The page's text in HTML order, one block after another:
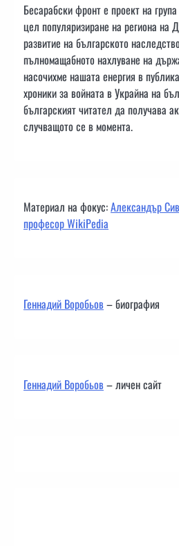
Бесарабски фронт е проект на
цел популяризиране на региона на
развитие на българското
пълномащабното нахлуване на
насочихме нашата енергия в
хроники за войната в Украйна на
българският читател да получава
случващото се в момента.
Материал на фокус:Александър
професор WikiPedia
Геннадий Воробьов– биография
Геннадий Воробьов– личен сайт